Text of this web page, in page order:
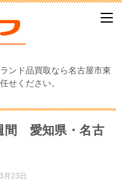
ンド品買取なら名古屋市東
せください。
間 愛知県・名古
月23日